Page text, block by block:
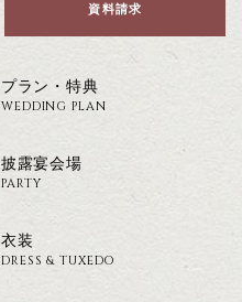
資料請求
プラン・特典
WEDDING PLAN
披露宴会場
PARTY
衣装
DRESS & TUXEDO